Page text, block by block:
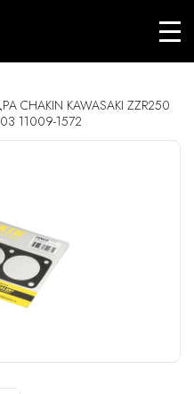
KAWASAKI ZZR250
11009-1572